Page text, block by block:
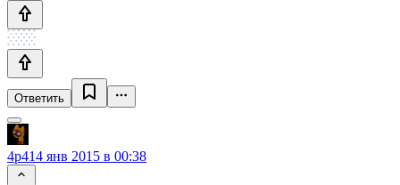
Ответить
4p414 янв 2015 в 00:38